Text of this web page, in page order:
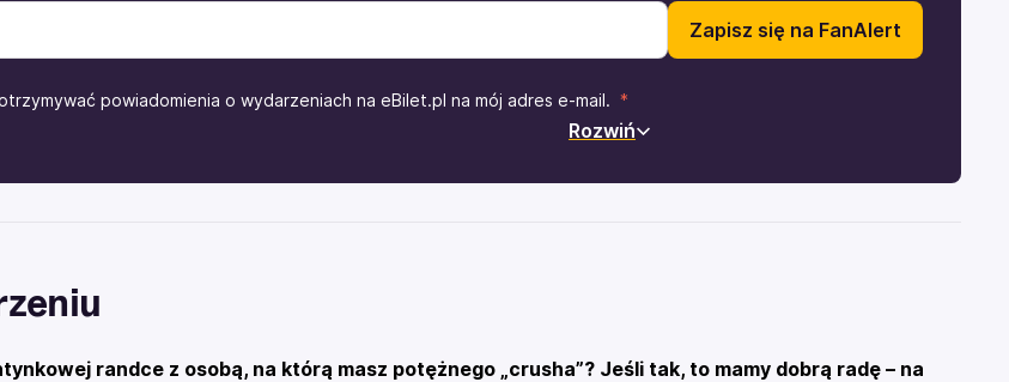
Zapisz się na FanAlert
powiadomienia o wydarzeniach na eBilet.pl na mój adres e-mail.
Rozwiń
randce z osobą, na którą masz potężnego „crusha”? Jeśli tak, to mamy dobrą radę – na